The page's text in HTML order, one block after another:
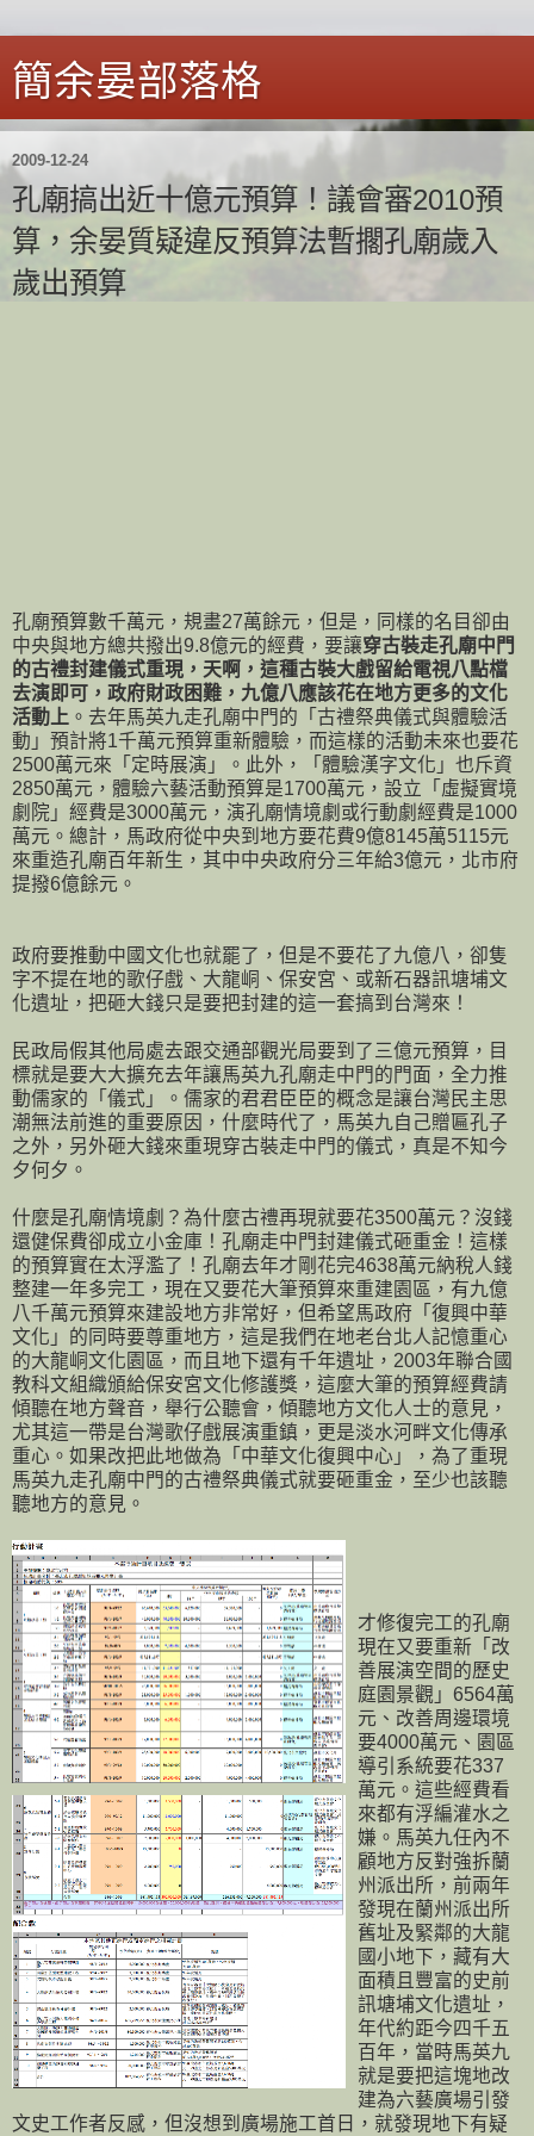
簡余晏部落格
2009-12-24
孔廟搞出近十億元預算！議會審2010預
算，余晏質疑違反預算法暫擱孔廟歲入
歲出預算
孔廟預算數千萬元，規畫27萬餘元，但是，同樣的名目卻由
中央與地方總共撥出9.8億元的經費，要讓穿古裝走孔廟中門
的古禮封建儀式重現，天啊，這種古裝大戲留給電視八點檔
去演即可，政府財政困難，九億八應該花在地方更多的文化
活動上 。去年馬英九走孔廟中門的「古禮祭典儀式與體驗活
動」預計將1千萬元預算重新體驗，而這樣的活動未來也要花
2500萬元來「定時展演」。此外，「體驗漢字文化」也斥資
2850萬元，體驗六藝活動預算是1700萬元，設立「虛擬實境
劇院」經費是3000萬元，演孔廟情境劇或行動劇經費是1000
萬元。總計，馬政府從中央到地方要花費9億8145萬5115元
來重造孔廟百年新生，其中中央政府分三年給3億元，北市府
提撥6億餘元。
政府要推動中國文化也就罷了，但是不要花了九億八，卻隻
字不提在地的歌仔戲、大龍峒、保安宮、或新石器訊塘埔文
化遺址，把砸大錢只是要把封建的這一套搞到台灣來！
民政局假其他局處去跟交通部觀光局要到了三億元預算，目
標就是要大大擴充去年讓馬英九孔廟走中門的門面，全力推
動儒家的「儀式」。儒家的君君臣臣的概念是讓台灣民主思
潮無法前進的重要原因，什麼時代了，馬英九自己贈匾孔子
之外，另外砸大錢來重現穿古裝走中門的儀式，真是不知今
夕何夕。
什麼是孔廟情境劇？為什麼古禮再現就要花3500萬元？沒錢
還健保費卻成立小金庫！孔廟走中門封建儀式砸重金！這樣
的預算實在太浮濫了！孔廟去年才剛花完4638萬元納稅人錢
整建一年多完工，現在又要花大筆預算來重建園區，有九億
八千萬元預算來建設地方非常好，但希望馬政府「復興中華
文化」的同時要尊重地方，這是我們在地老台北人記憶重心
的大龍峒文化園區，而且地下還有千年遺址，2003年聯合國
教科文組織頒給保安宮文化修護獎，這麼大筆的預算經費請
傾聽在地方聲音，舉行公聽會，傾聽地方文化人士的意見，
尤其這一帶是台灣歌仔戲展演重鎮，更是淡水河畔文化傳承
重心。如果改把此地做為「中華文化復興中心」，為了重現
馬英九走孔廟中門的古禮祭典儀式就要砸重金，至少也該聽
聽地方的意見。
才修復完工的孔廟
現在又要重新「改
善展演空間的歷史
庭園景觀」6564萬
元、改善周邊環境
要4000萬元、園區
導引系統要花337
萬元。這些經費看
來都有浮編灌水之
嫌。馬英九任內不
顧地方反對強拆蘭
州派出所，前兩年
發現在蘭州派出所
舊址及緊鄰的大龍
國小地下，藏有大
面積且豐富的史前
訊塘埔文化遺址，
年代約距今四千五
百年，當時馬英九
就是要把這塊地改
建為六藝廣場引發
文史工作者反感，但沒想到廣場施工首日，就發現地下有疑